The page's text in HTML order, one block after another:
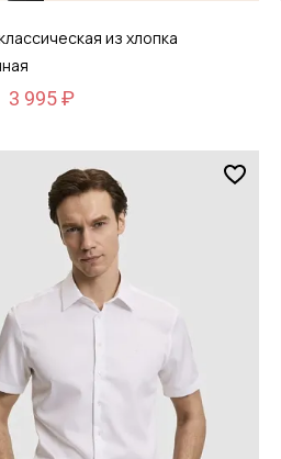
из хлопка
3 995 ₽
Добавить в корзину